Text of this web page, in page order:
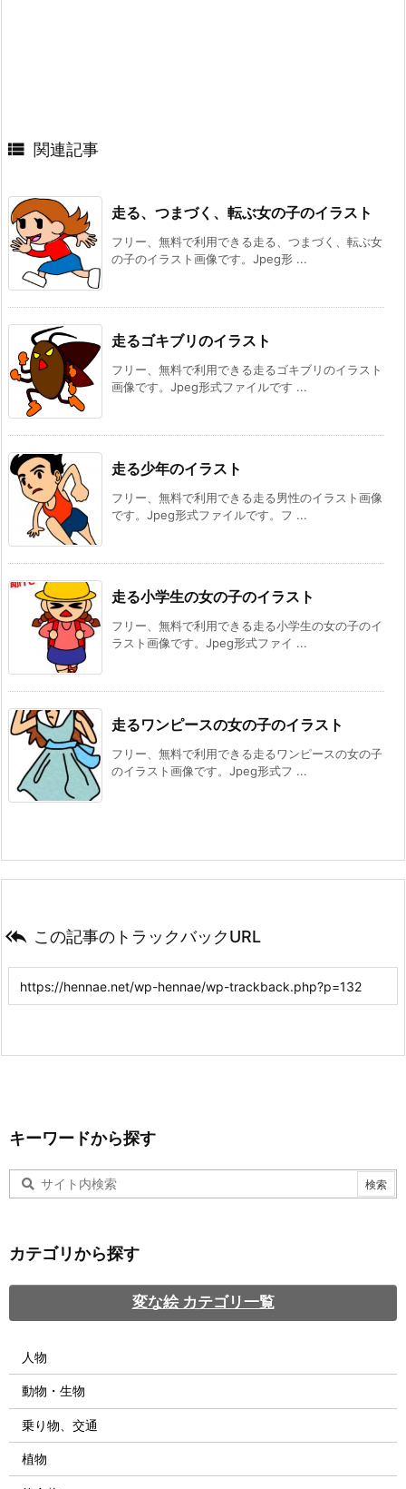
 関連記事
走る、つまづく、転ぶ女の子のイラスト
フリー、無料で利用できる走る、つまづく、転ぶ女
の子のイラスト画像です。Jpeg形 ...
走るゴキブリのイラスト
フリー、無料で利用できる走るゴキブリのイラスト
画像です。Jpeg形式ファイルです ...
走る少年のイラスト
フリー、無料で利用できる走る男性のイラスト画像
です。Jpeg形式ファイルです。フ ...
走る小学生の女の子のイラスト
フリー、無料で利用できる走る小学生の女の子のイ
ラスト画像です。Jpeg形式ファイ ...
走るワンピースの女の子のイラスト
フリー、無料で利用できる走るワンピースの女の子
のイラスト画像です。Jpeg形式フ ...
 この記事のトラックバックURL
キーワードから探す
カテゴリから探す
変な絵 カテゴリ一覧
人物
動物・生物
乗り物、交通
植物